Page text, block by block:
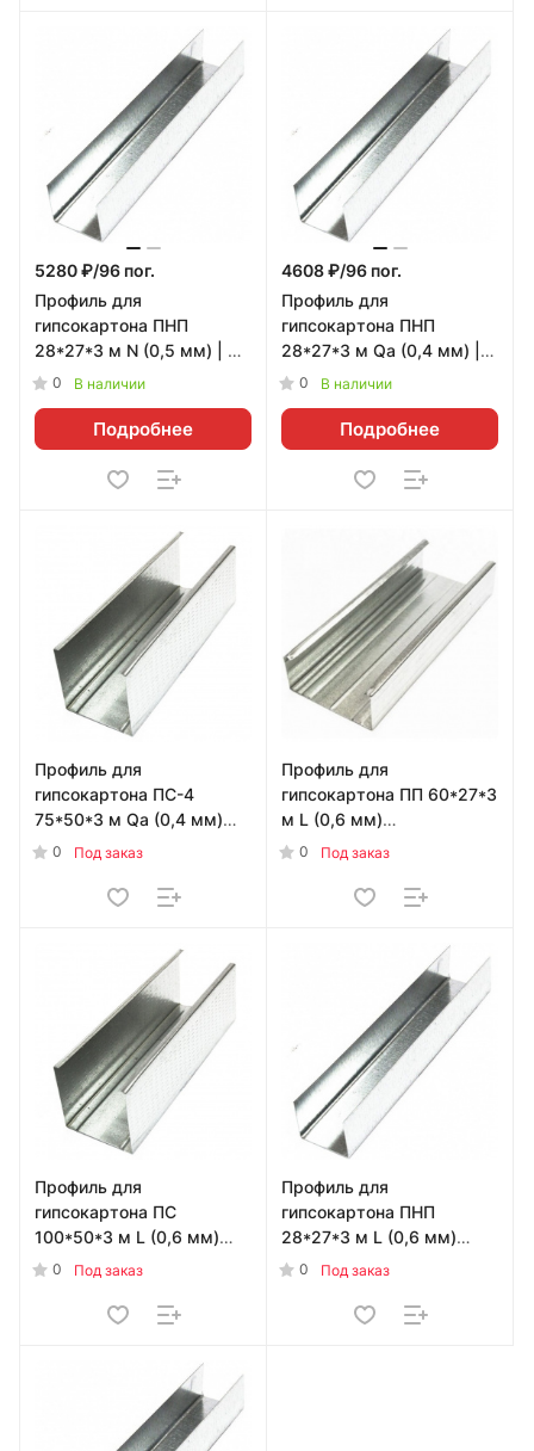
5280 ₽/96 пог.
Профиль для
гипсокартона ПНП
28*27*3 м N (0,5 мм) | 96
пог. м
0 В наличии
Подробнее
4608 ₽/96 пог.
Профиль для
гипсокартона ПНП
28*27*3 м Qa (0,4 мм) |
96 пог. м
0 В наличии
Подробнее
Профиль для
гипсокартона ПC-4
75*50*3 м Qa (0,4 мм)
УТ000019555
0 Под заказ
Профиль для
гипсокартона ПП 60*27*3
м L (0,6 мм)
УТ000018549
0 Под заказ
Профиль для
гипсокартона ПС
100*50*3 м L (0,6 мм)
УТ-00006370
0 Под заказ
Профиль для
гипсокартона ПНП
28*27*3 м L (0,6 мм)
УТ000018687
0 Под заказ